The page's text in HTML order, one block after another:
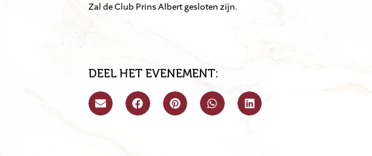
Zal de Club Prins Albert gesloten zijn.
DEEL HET EVENEMENT: